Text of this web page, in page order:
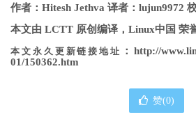
作者：Hitesh Jethva 译者：lujun9972
本文由 LCTT 原创编译，Linux中国 荣
本文永久更新链接地址 ：http://
01/150362.htm
赞(0)